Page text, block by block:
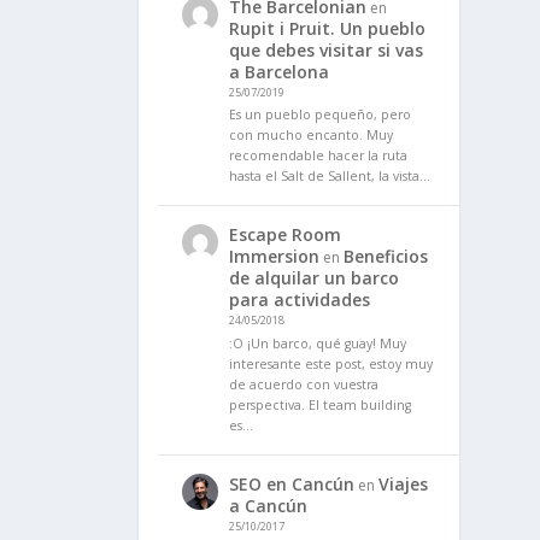
The Barcelonian en
Rupit i Pruit. Un pueblo
que debes visitar si vas
a Barcelona
25/07/2019
Es un pueblo pequeño, pero
con mucho encanto. Muy
recomendable hacer la ruta
hasta el Salt de Sallent, la vista…
Escape Room
Immersion en Beneficios
de alquilar un barco
para actividades
24/05/2018
:O ¡Un barco, qué guay! Muy
interesante este post, estoy muy
de acuerdo con vuestra
perspectiva. El team building
es…
SEO en Cancún en Viajes
a Cancún
25/10/2017